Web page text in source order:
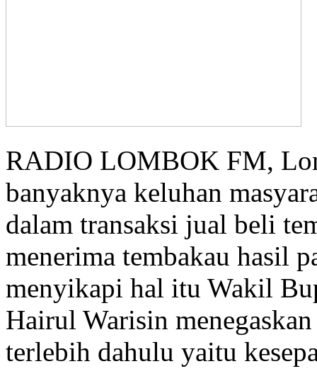
RADIO LOMBOK FM,
banyaknya keluhan
dalam transaksi jual beli
menerima tembakau hasil
menyikapi hal itu Wakil
Hairul Warisin
terlebih dahulu yaitu